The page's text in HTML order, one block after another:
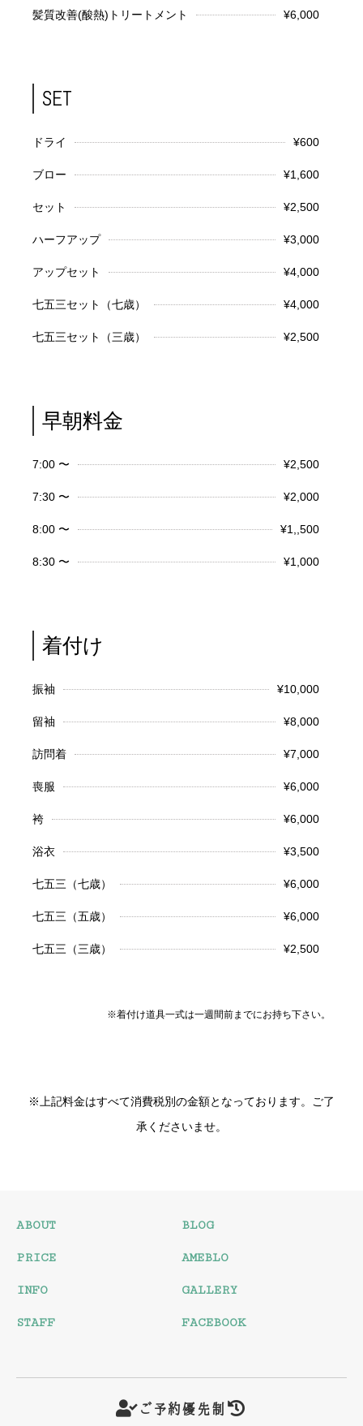
髪質改善(酸熱)トリートメント ¥6,000
SET
ドライ ¥600
ブロー ¥1,600
セット ¥2,500
ハーフアップ ¥3,000
アップセット ¥4,000
七五三セット（七歳） ¥4,000
七五三セット（三歳） ¥2,500
早朝料金
7:00 〜 ¥2,500
7:30 〜 ¥2,000
8:00 〜 ¥1,,500
8:30 〜 ¥1,000
着付け
振袖 ¥10,000
留袖 ¥8,000
訪問着 ¥7,000
喪服 ¥6,000
袴 ¥6,000
浴衣 ¥3,500
七五三（七歳） ¥6,000
七五三（五歳） ¥6,000
七五三（三歳） ¥2,500
※着付け道具一式は一週間前までにお持ち下さい。
※上記料金はすべて消費税別の金額となっております。ご了
承くださいませ。
ABOUT
PRICE
INFO
STAFF
BLOG
AMEBLO
GALLERY
FACEBOOK
ご予約優先制